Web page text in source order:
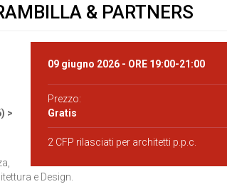
& PARTNERS
09 giugno 2026 - ORE 19:00-21:00
Prezzo:
Gratis
2 CFP rilasciati per architetti p.p.c.
>
e Design.